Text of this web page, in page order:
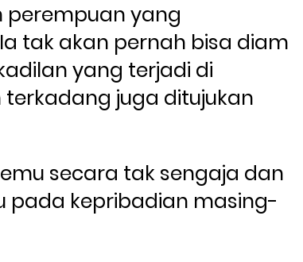
perempuan yang
tak akan pernah bisa diam
yang terjadi di
juga ditujukan
secara tak sengaja dan
pada kepribadian masing-